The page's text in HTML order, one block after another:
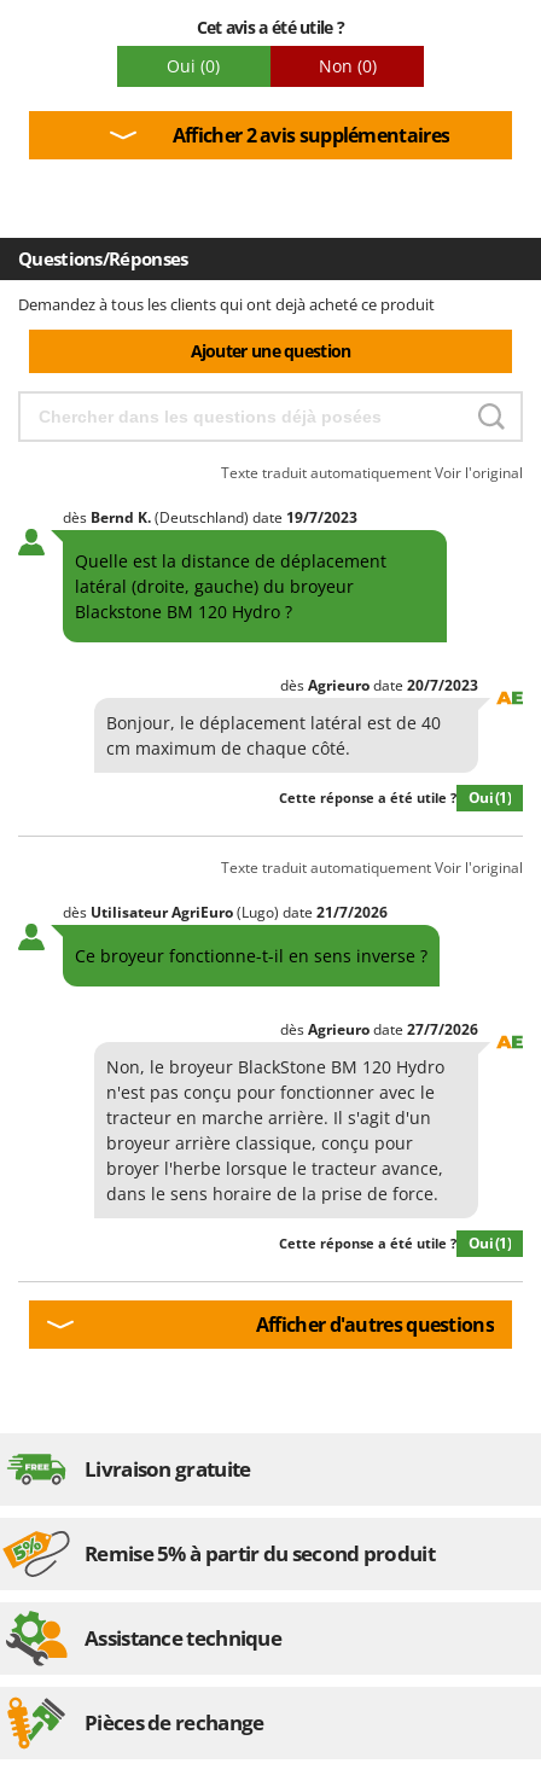
Cet avis a été utile ?
Oui (0) Non (0)
Afficher 2 avis supplémentaires
Questions/Réponses
Demandez à tous les clients qui ont dejà acheté ce produit
Ajouter une question
Texte traduit automatiquementVoir l'original
dès Bernd K.(Deutschland) date 19/7/2023
Quelle est la distance de déplacement
latéral (droite, gauche) du broyeur
Blackstone BM 120 Hydro ?
dèsAgrieurodate 20/7/2023
Bonjour, le déplacement latéral est de 40
cm maximum de chaque côté.
Cette réponse a été utile ? Oui(1)
Texte traduit automatiquementVoir l'original
dès Utilisateur AgriEuro(Lugo) date 21/7/2026
Ce broyeur fonctionne-t-il en sens inverse ?
dèsAgrieurodate 27/7/2026
Non, le broyeur BlackStone BM 120 Hydro
n'est pas conçu pour fonctionner avec le
tracteur en marche arrière. Il s'agit d'un
broyeur arrière classique, conçu pour
broyer l'herbe lorsque le tracteur avance,
dans le sens horaire de la prise de force.
Cette réponse a été utile ? Oui(1)
Afficher d'autres questions
Livraison gratuite
Remise 5% à partir du second produit
Assistance technique
Pièces de rechange